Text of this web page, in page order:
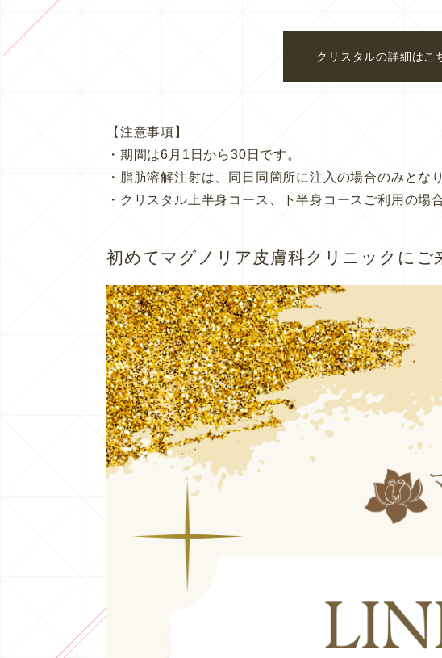
クリスタルの詳細はこ
【注意事項】
・期間は6月1日から30日です。
・脂肪溶解注射は、同日同箇所に注入の場合のみとな
・クリスタル上半身コース、下半身コースご利用の場
初めてマグノリア皮膚科クリニックにご